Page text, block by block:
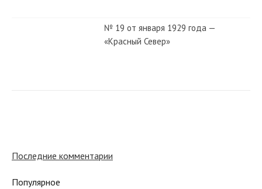
№ 19 от января 1929 года —
«Красный Север»
Последние комментарии
Популярное